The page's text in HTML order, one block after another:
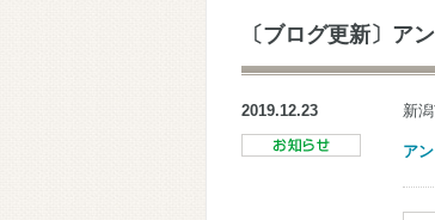
〔ブログ更新〕ア
2019.12.23 新
ア